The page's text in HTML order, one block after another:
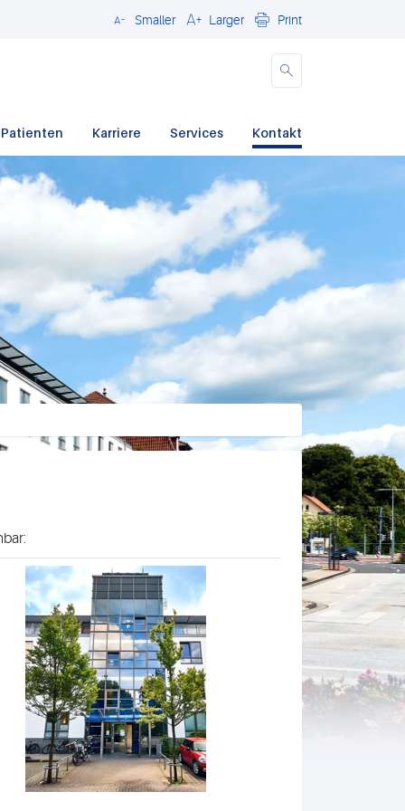
CloseSmaller Larger Print
Patienten Karriere Services Kontakt